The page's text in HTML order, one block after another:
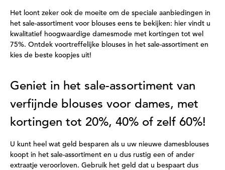
Het loont zeker ook de moeite om de speciale aanbiedingen in
het sale-assortiment voor blouses eens te bekijken: hier vindt u
kwalitatief hoogwaardige damesmode met kortingen tot wel
75%. Ontdek voortreffelijke blouses in het sale-assortiment en
kies de beste koopjes uit!
Geniet in het sale-assortiment van
verfijnde blouses voor dames, met
kortingen tot 20%, 40% of zelf 60%!
U kunt heel wat geld besparen als u uw nieuwe damesblouses
koopt in het sale-assortiment en u dus rustig een of ander
extraatje veroorloven. Gebruik het geld dat u bespaart dus